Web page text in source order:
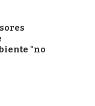
"no